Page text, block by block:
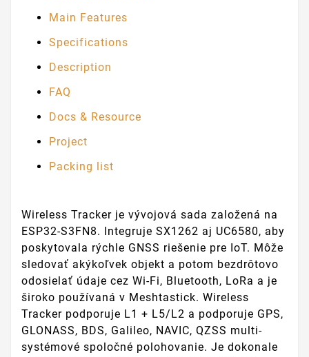
Main Features
Specifications
Description
FAQ
Docs & Resource
Project
Packing list
Wireless Tracker je vývojová sada založená na
ESP32-S3FN8. Integruje SX1262 aj UC6580, aby
poskytovala rýchle GNSS riešenie pre IoT. Môže
sledovať akýkoľvek objekt a potom bezdrôtovo
odosielať údaje cez Wi-Fi, Bluetooth, LoRa a je
široko používaná v Meshtastick. Wireless
Tracker podporuje L1 + L5/L2 a podporuje GPS,
GLONASS, BDS, Galileo, NAVIC, QZSS multi-
systémové spoločné polohovanie. Je dokonale